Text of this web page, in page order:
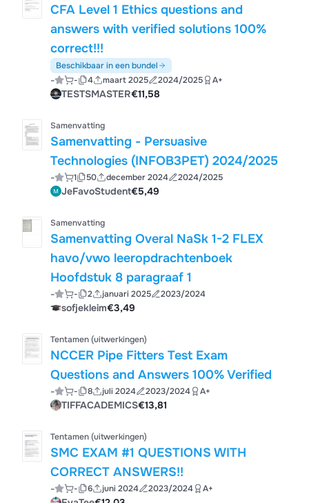
CFA Level 1 Ethics questions and
answers with verified solutions 100%
correct!!!
Beschikbaar in een bundel
- - 4 maart 2025 2024/2025 A+
TESTSMASTER€11,58
Samenvatting
Samenvatting - Persuasive
Technologies (INFOB3PET) 2024/2025
- 1 50 december 2024 2024/2025
JeFavoStudent€5,49
Samenvatting
Samenvatting Overal NaSk 1-2 FLEX
havo/vwo leeropdrachtenboek
Hoofdstuk 8 paragraaf 1
- - 2 januari 2025 2023/2024
sofjekleim€3,49
Tentamen (uitwerkingen)
NCCER Pipe Fitters Test Exam
Questions and Answers 100% Verified
- - 8 juli 2024 2023/2024 A+
TIFFACADEMICS€13,81
Tentamen (uitwerkingen)
SMC EXAM #1 QUESTIONS WITH
CORRECT ANSWERS!!
- - 6 juni 2024 2023/2024 A+